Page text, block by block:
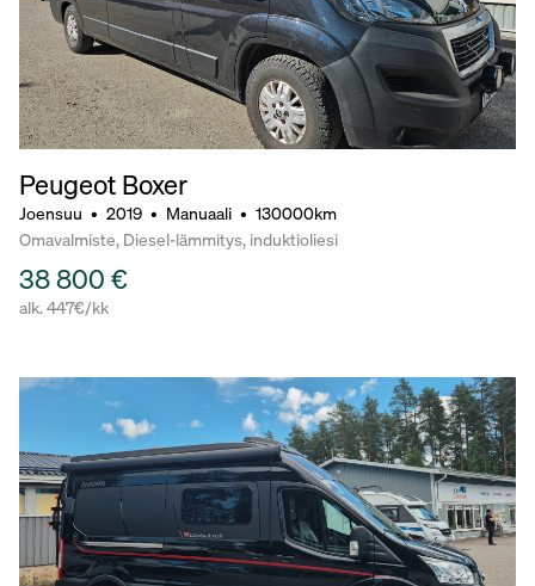
Peugeot Boxer
Joensuu • 2019 • Manuaali • 130000km
Omavalmiste, Diesel-lämmitys, induktioliesi
38 800 €
alk. 447€/kk